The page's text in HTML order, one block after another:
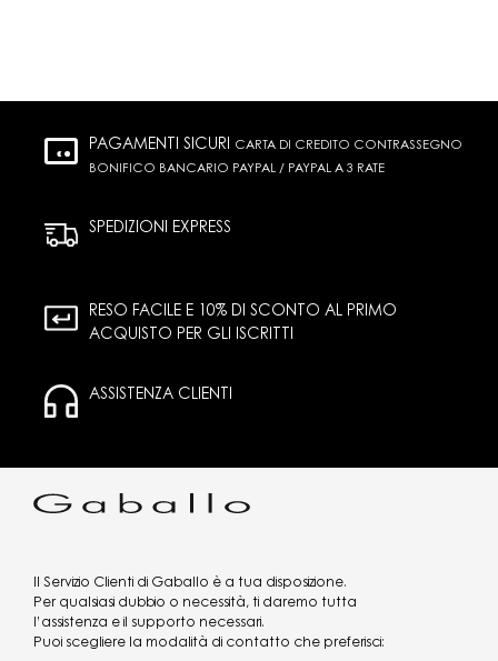
PAGAMENTI SICURI CARTA DI CREDITO CONTRASSEGNO
BONIFICO BANCARIO PAYPAL / PAYPAL A 3 RATE
SPEDIZIONI EXPRESS
RESO FACILE E 10% DI SCONTO AL PRIMO
ACQUISTO PER GLI ISCRITTI
ASSISTENZA CLIENTI
Il Servizio Clienti di Gaballo è a tua disposizione.
Per qualsiasi dubbio o necessità, ti daremo tutta
l’assistenza e il supporto necessari.
Puoi scegliere la modalità di contatto che preferisci: